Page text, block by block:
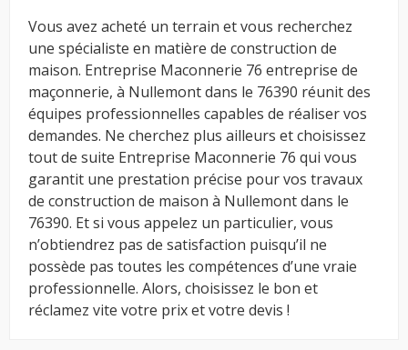
Vous avez acheté un terrain et vous recherchez
une spécialiste en matière de construction de
maison. Entreprise Maconnerie 76 entreprise de
maçonnerie, à Nullemont dans le 76390 réunit des
équipes professionnelles capables de réaliser vos
demandes. Ne cherchez plus ailleurs et choisissez
tout de suite Entreprise Maconnerie 76 qui vous
garantit une prestation précise pour vos travaux
de construction de maison à Nullemont dans le
76390. Et si vous appelez un particulier, vous
n’obtiendrez pas de satisfaction puisqu’il ne
possède pas toutes les compétences d’une vraie
professionnelle. Alors, choisissez le bon et
réclamez vite votre prix et votre devis !